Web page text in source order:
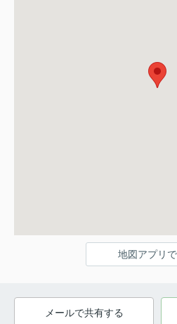
地図アプリ
メールで共有する